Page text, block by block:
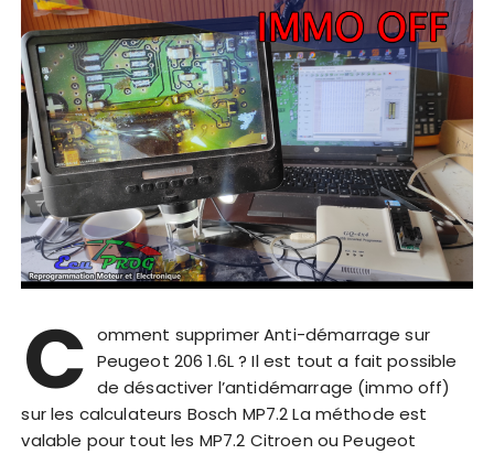
C omment supprimer Anti-démarrage sur
Peugeot 206 1.6L ? Il est tout a fait possible
de désactiver l’antidémarrage (immo off)
sur les calculateurs Bosch MP7.2 La méthode est
valable pour tout les MP7.2 Citroen ou Peugeot